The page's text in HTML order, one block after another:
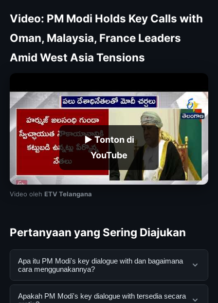
Video: PM Modi Holds Key Calls with
Oman, Malaysia, France Leaders
Amid West Asia Tensions
▶ Tonton di
YouTube
Video oleh ETV Telangana
Pertanyaan yang Sering Diajukan
Apa itu PM Modi's key dialogue with dan bagaimana
cara menggunakannya?
PM Modi's key dialogue with adalah layanan digital
Apakah PM Modi's key dialogue with tersedia secara